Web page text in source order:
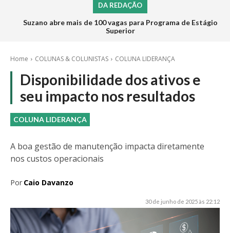
DA REDAÇÃO
Suzano abre mais de 100 vagas para Programa de Estágio
Superior
Home COLUNAS & COLUNISTAS COLUNA LIDERANÇA
Disponibilidade dos ativos e
seu impacto nos resultados
COLUNA LIDERANÇA
A boa gestão de manutenção impacta diretamente
nos custos operacionais
Por Caio Davanzo
30 de junho de 2025 às 22:12